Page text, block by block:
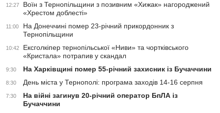
12:27
Воїн з Тернопільщини з позивним «Хижак» нагороджений
«Хрестом доблесті»
11:00
На Донеччині помер 23-річний прикордонник з
Тернопільщини
10:42
Ексголкіпер тернопільської «Ниви» та чортківського
«Кристала» потрапив у скандал
9:30 На Харківщині помер 55-річний захисник із Бучаччини
8:30 День міста у Тернополі: програма заходів 14-16 серпня
7:30
На війні загинув 20-річний оператор БпЛА із
Бучаччини